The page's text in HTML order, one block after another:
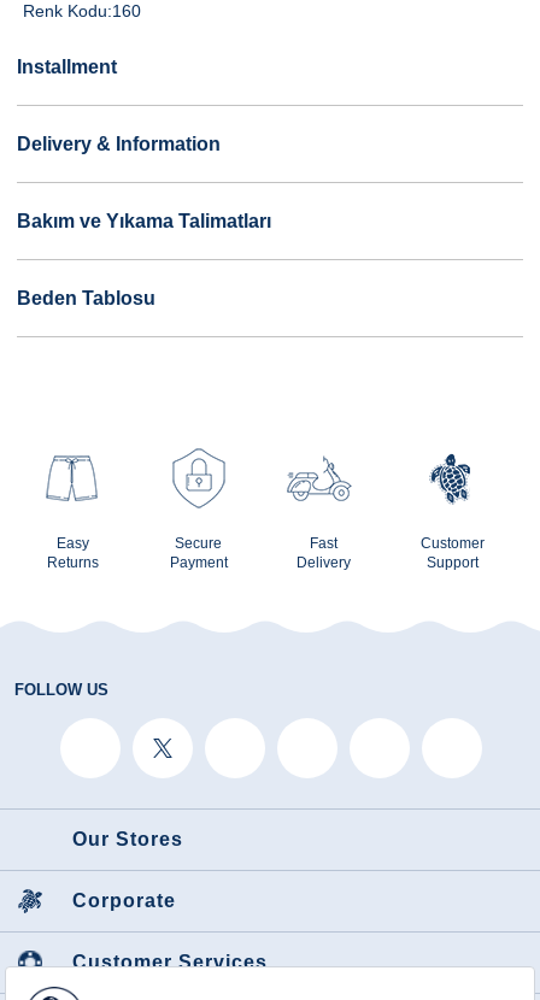
Renk Kodu:160
Installment
Delivery & Information
Bakım ve Yıkama Talimatları
Beden Tablosu
Easy
Returns
Secure
Payment
Fast
Delivery
Customer
Support
FOLLOW US
Our Stores
Corporate
Customer Services